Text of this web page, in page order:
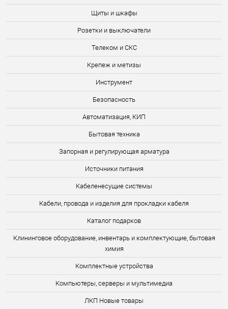
Щиты и шкафы
Розетки и выключатели
Телеком и СКС
Крепеж и метизы
Инструмент
Безопасность
Автоматизация, КИП
Бытовая техника
Запорная и регулирующая арматура
Источники питания
Кабеленесущие системы
Кабели, провода и изделия для прокладки кабеля
Каталог подарков
Клининговое оборудование, инвентарь и комплектующие, бытовая
химия
Комплектные устройства
Компьютеры, серверы и мультимедиа
ЛКП Новые товары